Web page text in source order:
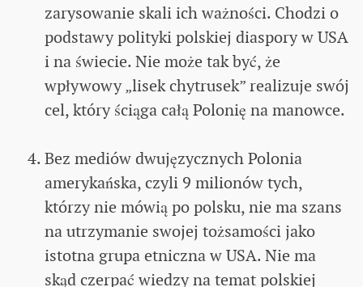
zarysowanie skali ich ważności. Chodzi o
podstawy polityki polskiej diaspory w USA
i na świecie. Nie może tak być, że
wpływowy „lisek chytrusek” realizuje swój
cel, który ściąga całą Polonię na manowce.
Bez mediów dwujęzycznych Polonia
amerykańska, czyli 9 milionów tych,
którzy nie mówią po polsku, nie ma szans
na utrzymanie swojej tożsamości jako
istotna grupa etniczna w USA. Nie ma
skąd czerpać wiedzy na temat polskiej